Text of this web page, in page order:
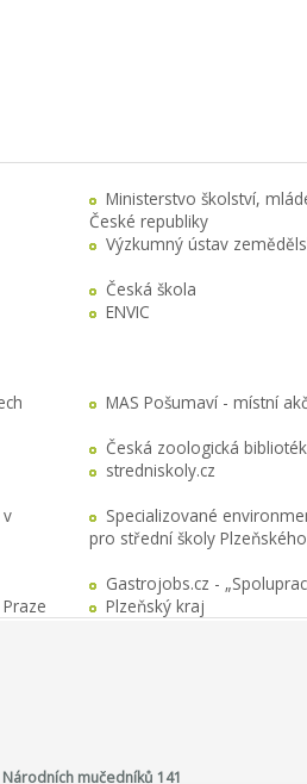
Ministerstvo školství,
České republiky
Výzkumný ústav
Česká škola
ENVIC
MAS Pošumaví - místní
Česká zoologická
stredniskoly.cz
Specializované
pro střední školy
Gastrojobs.cz -
Plzeňský kraj
mučedníků 141